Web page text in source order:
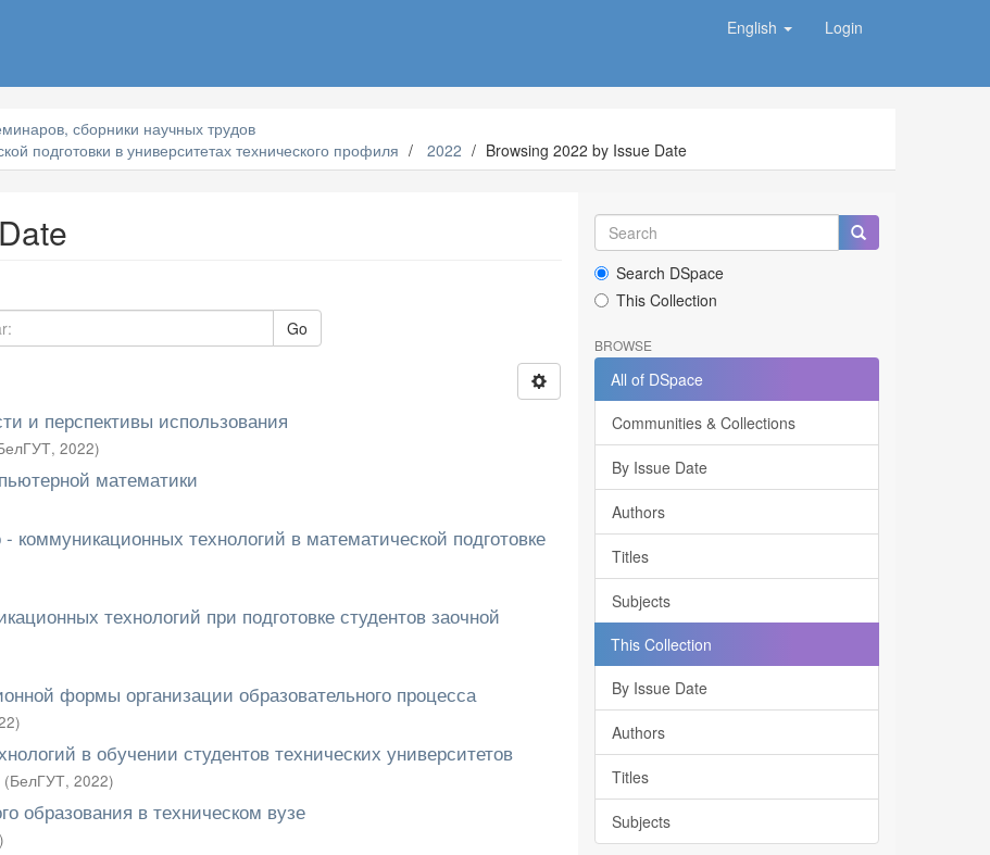
English Login
сборники научных трудов
подготовки в университетах технического профиля
2022 Browsing 2022 by Issue Date
Go
и перспективы использования
, 2022)
математики
технологий в математической подготовке
технологий при подготовке студентов заочной
формы организации образовательного процесса
)
в обучении студентов технических университетов
(БелГУТ, 2022)
образования в техническом вузе
)
Search DSpace
This Collection
BROWSE
All of DSpace
Communities & Collections
By Issue Date
Authors
Titles
Subjects
This Collection
By Issue Date
Authors
Titles
Subjects